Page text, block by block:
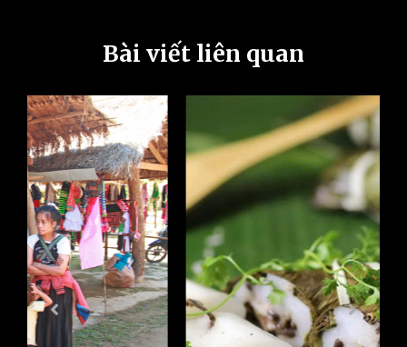
Bài viết liên quan